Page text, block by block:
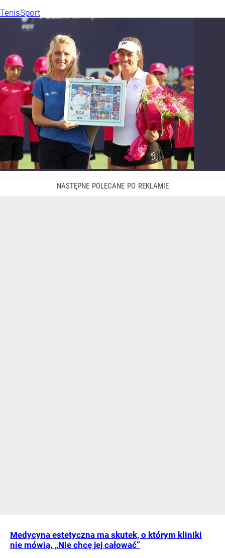
TenisSport
Medycyna estetyczna ma skutek, o którym kliniki
nie mówią. „Nie chcę jej całować”